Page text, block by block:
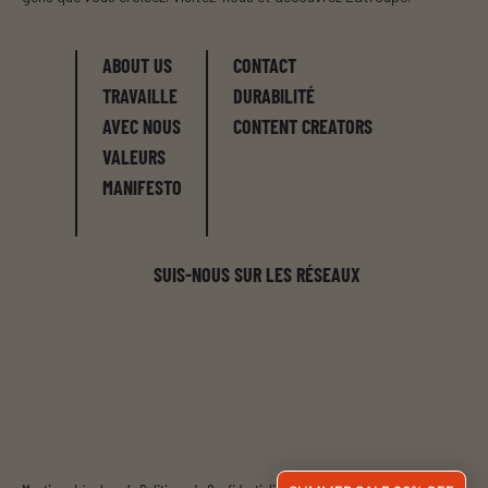
ABOUT US
TRAVAILLE
AVEC NOUS
VALEURS
MANIFESTO
CONTACT
DURABILITÉ
CONTENT CREATORS
SUIS-NOUS SUR LES RÉSEAUX